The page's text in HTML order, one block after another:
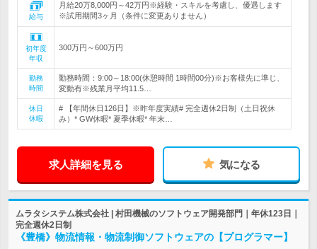
給与
月給20万8,000円～42万円※経験・スキルを考慮し、優遇します
※試用期間3ヶ月（条件に変更ありません）
初年度
年収
300万円～600万円
勤務
時間
勤務時間：9:00～18:00(休憩時間 1時間00分)※お客様先に準じ、
変動有※残業月平均11.5…
休日
休暇
# 【年間休日126日】※昨年度実績# 完全週休2日制（土日祝休
み）* GW休暇* 夏季休暇* 年末…
求人詳細を見る 気になる
ムラタシステム株式会社 | 村田機械のソフトウェア開発部門｜年休123日｜
完全週休2日制
《豊橋》物流情報・物流制御ソフトウェアの【プログラマー】